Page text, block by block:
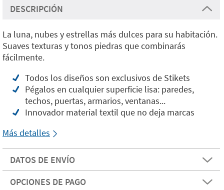
DESCRIPCIÓN
La luna, nubes y estrellas más dulces para su habitación.
Suaves texturas y tonos piedras que combinarás
fácilmente.
Todos los diseños son exclusivos de Stikets
Pégalos en cualquier superficie lisa: paredes,
techos, puertas, armarios, ventanas...
Innovador material textil que no deja marcas
Más detalles
DATOS DE ENVÍO
OPCIONES DE PAGO